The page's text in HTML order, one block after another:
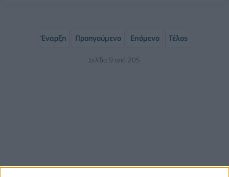
Έναρξη Προηγούμενο Επόμενο Τέλος
Σελίδα 9 από 205